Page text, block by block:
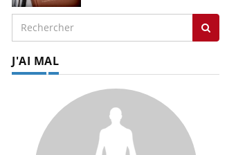
J'AI MAL